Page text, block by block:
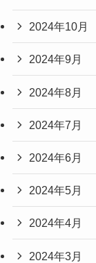
2024年10月
2024年9月
2024年8月
2024年7月
2024年6月
2024年5月
2024年4月
2024年3月